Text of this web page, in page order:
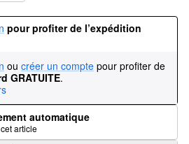
pour profiter de l’expédition
ou créer un compte pour profiter de
GRATUITE.
automatique
article